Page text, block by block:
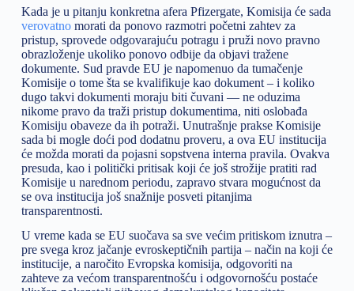
Kada je u pitanju konkretna afera Pfizergate, Komisija će sada
verovatnomorati da ponovo razmotri početni zahtev za
pristup, sprovede odgovarajuću potragu i pruži novo pravno
obrazloženje ukoliko ponovo odbije da objavi tražene
dokumente. Sud pravde EU je napomenuo da tumačenje
Komisije o tome šta se kvalifikuje kao dokument – i koliko
dugo takvi dokumenti moraju biti čuvani — ne oduzima
nikome pravo da traži pristup dokumentima, niti oslobađa
Komisiju obaveze da ih potraži. Unutrašnje prakse Komisije
sada bi mogle doći pod dodatnu proveru, a ova EU institucija
će možda morati da pojasni sopstvena interna pravila. Ovakva
presuda, kao i politički pritisak koji će još strožije pratiti rad
Komisije u narednom periodu, zapravo stvara mogućnost da
se ova institucija još snažnije posveti pitanjima
transparentnosti.
U vreme kada se EU suočava sa sve većim pritiskom iznutra –
pre svega kroz jačanje evroskeptičnih partija – način na koji će
institucije, a naročito Evropska komisija, odgovoriti na
zahteve za većom transparentnošću i odgovornošću postaće